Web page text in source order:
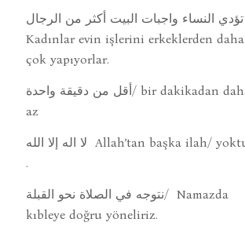
تؤدي النساء واجبات البيت أكثر من الرجال /
Kadınlar evin işlerini erkeklerden daha
çok yapıyorlar.
أقل من دقيقة واحدة/ bir dakikadan daha
az
لا اله إلا الله Allah’tan başka ilah/ yoktur
.
نتوجه في الصلاة نحو القبلة/ Namazda
kıbleye doğru yöneliriz.